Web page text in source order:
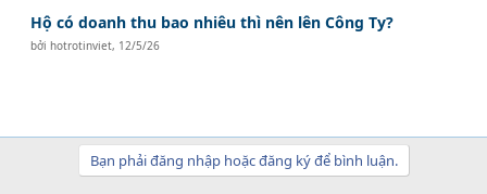
Hộ có doanh thu bao nhiêu thì nên lên Công Ty?
bởihotrotinviet, 12/5/26
Bạn phải đăng nhập hoặc đăng ký để bình luận.